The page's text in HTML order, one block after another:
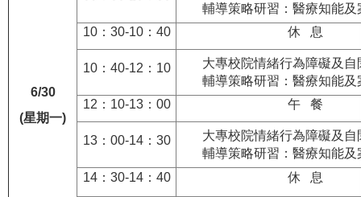
6/30
(星期一)
輔導策略研習：醫療知能及
10：30-10：40
休 息
10：40-12：10
大專校院情緒行為障礙及自
輔導策略研習：醫療知能及
12：10-13：00
午 餐
13：00-14：30
大專校院情緒行為障礙及自
輔導策略研習：醫療知能及
14：30-14：40
休 息